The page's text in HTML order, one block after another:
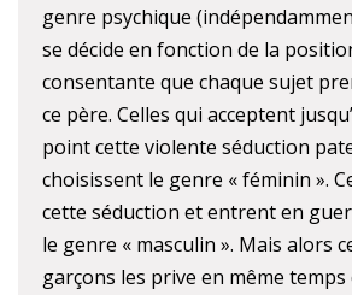
genre psychique
se décide en fonction de la
consentante que chaque sujet
ce père. Celles qui acceptent
point cette violente séduction
choisissent le genre « féminin ».
cette séduction et entrent en
le genre « masculin ». Mais alors
garçons les prive en même